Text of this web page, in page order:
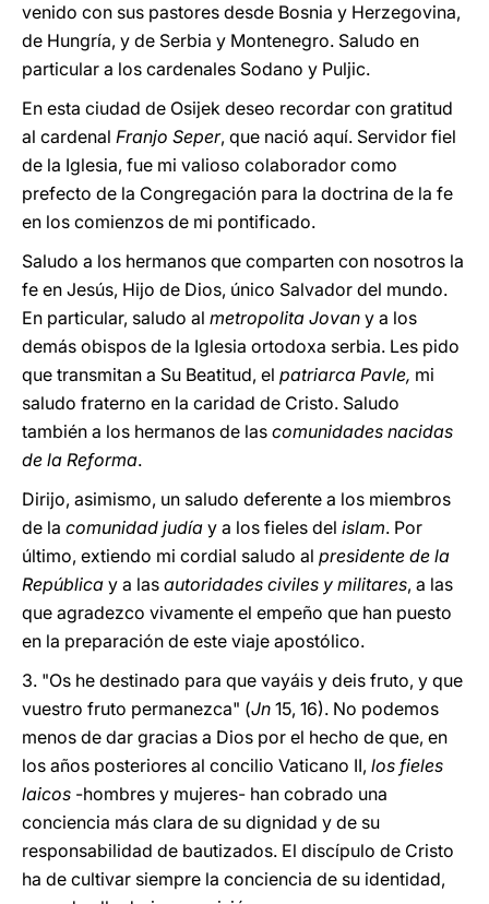
venido con sus pastores desde Bosnia y Herzegovina,
de Hungría, y de Serbia y Montenegro. Saludo en
particular a los cardenales Sodano y Puljic.
En esta ciudad de Osijek deseo recordar con gratitud
al cardenal Franjo Seper, que nació aquí. Servidor fiel
de la Iglesia, fue mi valioso colaborador como
prefecto de la Congregación para la doctrina de la fe
en los comienzos de mi pontificado.
Saludo a los hermanos que comparten con nosotros la
fe en Jesús, Hijo de Dios, único Salvador del mundo.
En particular, saludo al metropolita Jovan y a los
demás obispos de la Iglesia ortodoxa serbia. Les pido
que transmitan a Su Beatitud, el patriarca Pavle, mi
saludo fraterno en la caridad de Cristo. Saludo
también a los hermanos de las comunidades nacidas
de la Reforma.
Dirijo, asimismo, un saludo deferente a los miembros
de la comunidad judía y a los fieles del islam. Por
último, extiendo mi cordial saludo al presidente de la
República y a las autoridades civiles y militares, a las
que agradezco vivamente el empeño que han puesto
en la preparación de este viaje apostólico.
3. "Os he destinado para que vayáis y deis fruto, y que
vuestro fruto permanezca" (Jn 15, 16). No podemos
menos de dar gracias a Dios por el hecho de que, en
los años posteriores al concilio Vaticano II, los fieles
laicos -hombres y mujeres- han cobrado una
conciencia más clara de su dignidad y de su
responsabilidad de bautizados. El discípulo de Cristo
ha de cultivar siempre la conciencia de su identidad,